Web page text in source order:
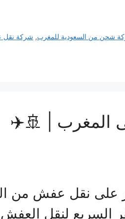
شحن من السعودية للمغرب, شركة
المغرب | 🚢✈️
على نقل عفش من
السريع لنقل العفش